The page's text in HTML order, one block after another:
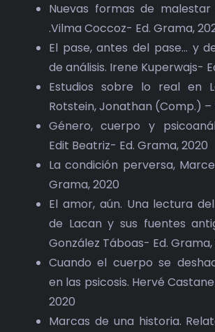
Nuevas formas de
.Vilma Coccoz- Ed. Grama,
El pase, antes del pase… y
de análisis. Irene Kuperwajs-
Estudios sobre lo real en
Rotstein, Jonathan (Comp.) –
Género, cuerpo y
Edit Beatriz- Ed. Grama, 2020
La condición perversa,
Grama, 2020
El amor, aún. Una lectura
de Lacan y sus fuentes
González Táboas- Ed. Grama,
Cuando el cuerpo se
en las psicosis. Hervé
2020
Marcas de una historia.